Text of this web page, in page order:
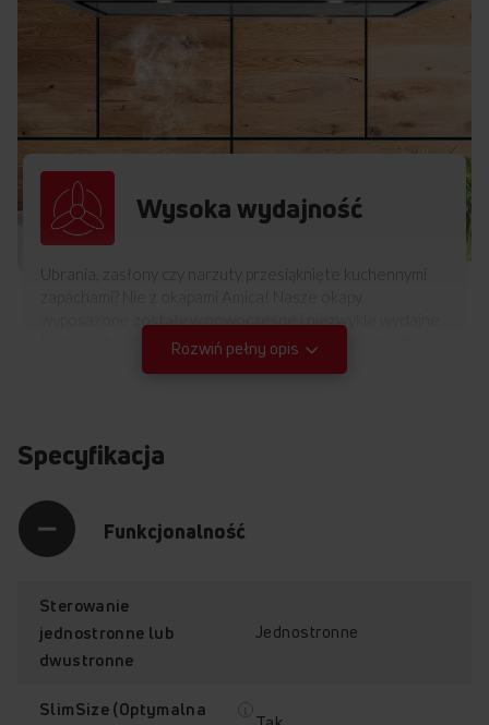
Wysoka wydajność
Ubrania, zasłony czy narzuty przesiąknięte kuchennymi
turbiny, które całkowicie usuną kuchenne zapachy. Zyskaj
Listwa LED
Rozwiń pełny opis
Specyfikacja
Funkcjonalność
Sterowanie
jednostronne lub
dwustronne
Jednostronne
SlimSize (Optymalna